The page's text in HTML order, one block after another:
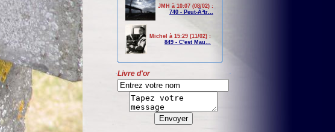
JMH à 10:07 (08/02) :
740 - Peut-Ãªtr...
Michel à 15:29 (11/02) :
849 - C'est Mau...
Livre d'or